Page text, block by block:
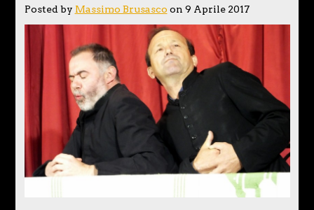
Posted by Massimo Brusasco on 9 Aprile 2017